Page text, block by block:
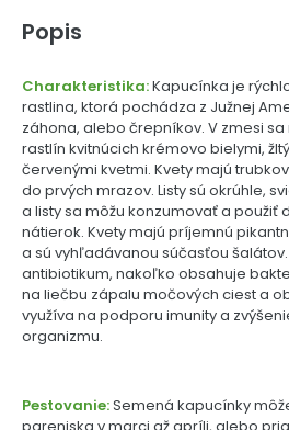
Popis
Charakteristika:Kapucínka je
rastlina, ktorá pochádza z Južnej
záhona, alebo črepníkov. V zmesi
rastlín kvitnúcich krémovo bielymi,
červenými kvetmi. Kvety majú
do prvých mrazov. Listy sú okrúhle,
a listy sa môžu konzumovať a použiť
nátierok. Kvety majú príjemnú
a sú vyhľadávanou súčasťou
antibiotikum, nakoľko obsahuje
na liečbu zápalu močových ciest a
využíva na podporu imunity a
organizmu.
Pestovanie:Semená kapucínky